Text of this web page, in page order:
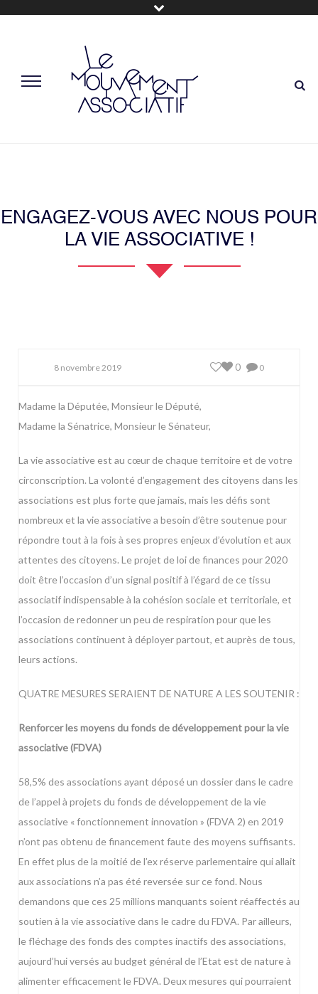
ENGAGEZ-VOUS AVEC NOUS POUR
LA VIE ASSOCIATIVE !
8 novembre 2019 0
0
Madame la Députée, Monsieur le Député,
Madame la Sénatrice, Monsieur le Sénateur,
La vie associative est au cœur de chaque territoire et de votre
circonscription. La volonté d’engagement des citoyens dans les
associations est plus forte que jamais, mais les défis sont
nombreux et la vie associative a besoin d’être soutenue pour
répondre tout à la fois à ses propres enjeux d’évolution et aux
attentes des citoyens. Le projet de loi de finances pour 2020
doit être l’occasion d’un signal positif à l’égard de ce tissu
associatif indispensable à la cohésion sociale et territoriale, et
l’occasion de redonner un peu de respiration pour que les
associations continuent à déployer partout, et auprès de tous,
leurs actions.
QUATRE MESURES SERAIENT DE NATURE A LES SOUTENIR :
Renforcer les moyens du fonds de développement pour la vie
associative (FDVA)
58,5% des associations ayant déposé un dossier dans le cadre
de l’appel à projets du fonds de développement de la vie
associative « fonctionnement innovation » (FDVA 2) en 2019
n’ont pas obtenu de financement faute des moyens suffisants.
En effet plus de la moitié de l’ex réserve parlementaire qui allait
aux associations n’a pas été reversée sur ce fond. Nous
demandons que ces 25 millions manquants soient réaffectés au
soutien à la vie associative dans le cadre du FDVA. Par ailleurs,
le fléchage des fonds des comptes inactifs des associations,
aujourd’hui versés au budget général de l’Etat est de nature à
alimenter efficacement le FDVA. Deux mesures qui pourraient